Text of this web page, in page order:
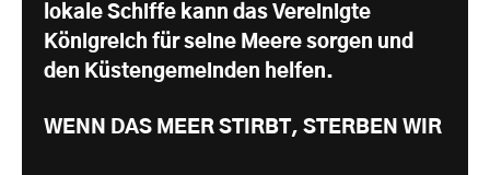
lokale Schiffe kann das Vereinigte
Königreich für seine Meere sorgen und
den Küstengemeinden helfen.
WENN DAS MEER STIRBT, STERBEN WIR